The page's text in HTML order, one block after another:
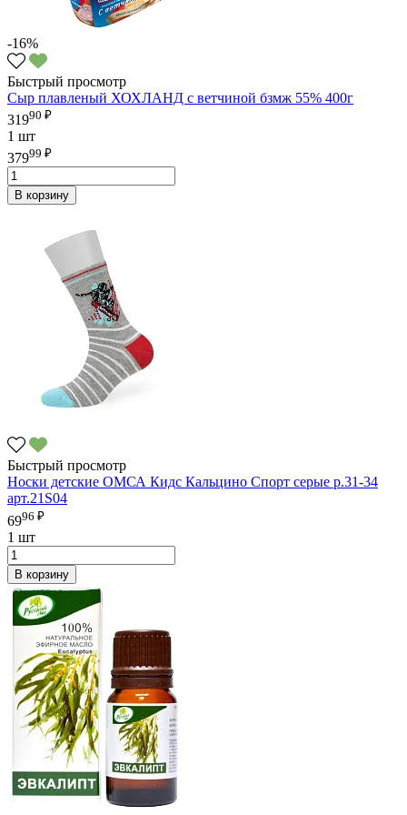
-16%
Быстрый просмотр
Сыр плавленый ХОХЛАНД с ветчиной бзмж 55% 400г
31990 ₽
1 шт
37999 ₽
В корзину
Быстрый просмотр
Носки детские ОМСА Кидс Кальцино Спорт серые р.31-34
арт.21S04
6996 ₽
1 шт
В корзину